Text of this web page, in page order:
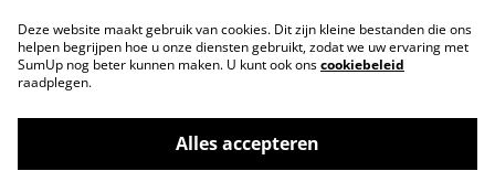
Deze website maakt gebruik van cookies. Dit zijn kleine bestanden die ons
helpen begrijpen hoe u onze diensten gebruikt, zodat we uw ervaring met
SumUp nog beter kunnen maken. U kunt ook onscookiebeleid
raadplegen.
Alles accepteren